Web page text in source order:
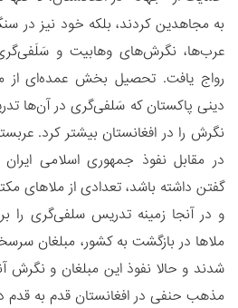
به مجاهدین کردند، بلکه خود نیز در
عرب‌ها، نگرش‌های وهابیت و
رواج یافت. تحصیل بخش عمده‌ای از
دینی پاکستان که سَلفی‌گری در آن‌ها
نگرش را در افغانستان بیشتر کرد.
در مقابل نفوذ جمهوری اسلامی
گفتن داشته باشد، تعدادی از ملاهای
و در آنجا زمینه تدریس سلفی‌گری را
ملا‌ها در بازگشت به کشور، مبلغان
شدند و حالا نفوذ این مبلغان و نگرش‌
مذهب حنفی در افغانستان قدم به